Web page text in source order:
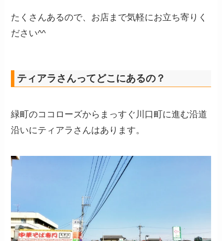
たくさんあるので、お店まで気軽にお立ち寄りく
ださい^^
ティアラさんってどこにあるの？
緑町のココローズからまっすぐ川口町に進む沿道
沿いにティアラさんはあります。